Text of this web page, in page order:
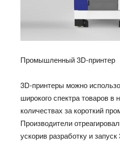
Промышленный 3D-принтер
3D-принтеры можно
широкого спектра товаров в
количествах за короткий
Производители
ускорив разработку и